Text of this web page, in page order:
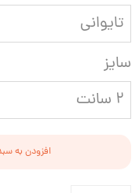
تایوانی
سایز
۲ سانت
افزودن به